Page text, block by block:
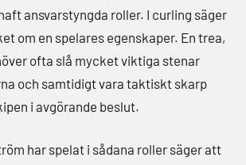
ansvarstyngda roller. I curling säger
om en spelares egenskaper. En trea,
ofta slå mycket viktiga stenar
och samtidigt vara taktiskt skarp
i avgörande beslut.
har spelat i sådana roller säger att